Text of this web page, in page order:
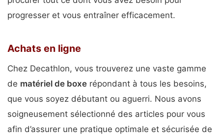
progresser et vous entraîner efficacement.
Achats en ligne
Chez Decathlon, vous trouverez une vaste gamme
de matériel de boxe répondant à tous les besoins,
que vous soyez débutant ou aguerri. Nous avons
soigneusement sélectionné des articles pour vous
afin d’assurer une pratique optimale et sécurisée de